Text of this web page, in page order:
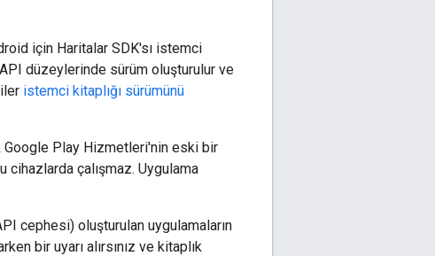
için Haritalar SDK'sı istemci
düzeylerinde sürüm oluşturulur ve
istemci kitaplığı sürümünü
Google Play Hizmetleri'nin eski bir
cihazlarda çalışmaz. Uygulama
cephesi) oluşturulan uygulamaların
bir uyarı alırsınız ve kitaplık